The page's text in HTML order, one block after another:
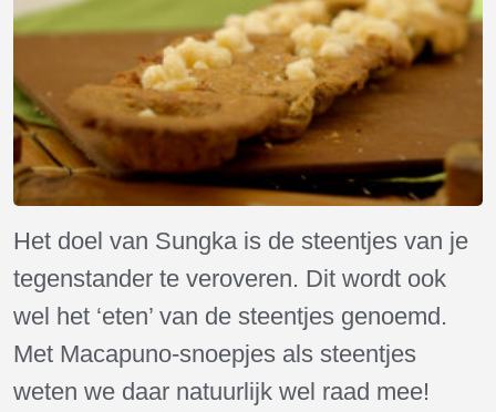
Het doel van Sungka is de steentjes van je
tegenstander te veroveren. Dit wordt ook
wel het ‘eten’ van de steentjes genoemd.
Met Macapuno-snoepjes als steentjes
weten we daar natuurlijk wel raad mee!